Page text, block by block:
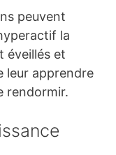
peuvent
la
éveillés et
leur apprendre
rendormir.